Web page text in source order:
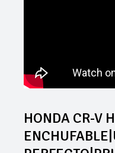
HONDA CR-V